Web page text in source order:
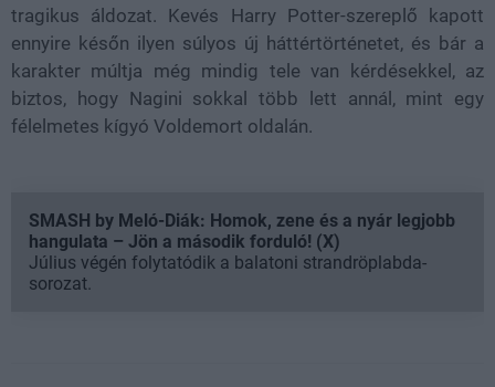
tragikus áldozat. Kevés Harry Potter-szereplő kapott
ennyire későn ilyen súlyos új háttértörténetet, és bár a
karakter múltja még mindig tele van kérdésekkel, az
biztos, hogy Nagini sokkal több lett annál, mint egy
félelmetes kígyó Voldemort oldalán.
SMASH by Meló-Diák: Homok, zene és a nyár legjobb
hangulata – Jön a második forduló! (X)
Július végén folytatódik a balatoni strandröplabda-
sorozat.